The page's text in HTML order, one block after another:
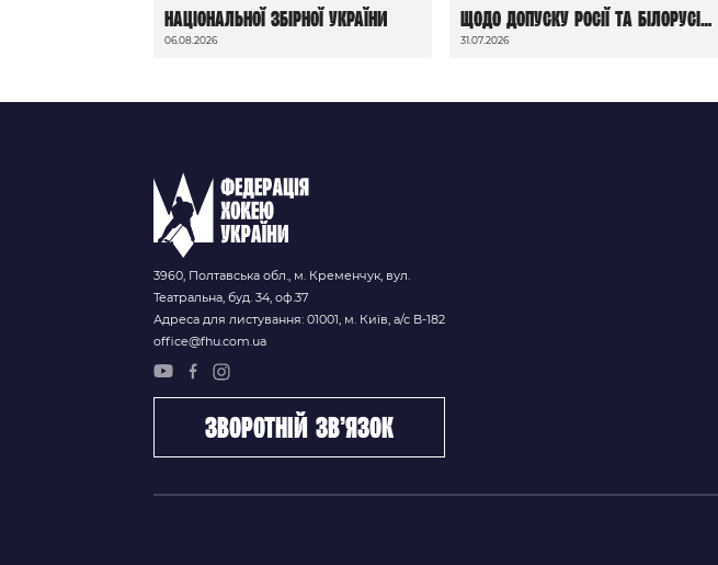
національної збірної України
06.08.2026
щодо допуску росії та білорусі
до чемпіонатів світу сезону
31.07.2026
3960, Полтавська обл., м. Кременчук, вул.
Театральна, буд. 34, оф.37
Адреса для листування: 01001, м. Київ, а/с В-182
office@fhu.com.ua
зворотній зв’язок